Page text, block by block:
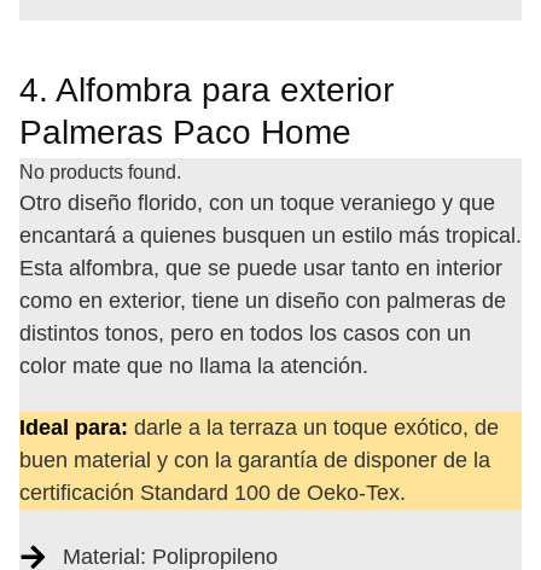
4. Alfombra para exterior
Palmeras Paco Home
No products found.
Otro diseño florido, con un toque veraniego y que
encantará a quienes busquen un estilo más tropical.
Esta alfombra, que se puede usar tanto en interior
como en exterior, tiene un diseño con palmeras de
distintos tonos, pero en todos los casos con un
color mate que no llama la atención.
Ideal para: darle a la terraza un toque exótico, de
buen material y con la garantía de disponer de la
certificación Standard 100 de Oeko-Tex.
Material: Polipropileno